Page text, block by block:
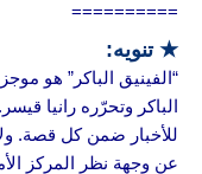
==========
★ تنويه:
“الفينيق الباكر” هو
الباكر وتحرّره رانيا
للأخبار ضمن كل قصة.
عن وجهة نظر المركز